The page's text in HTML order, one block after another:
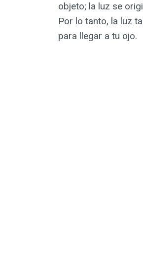
objeto; la luz se
Por lo tanto, la luz
para llegar a tu ojo.